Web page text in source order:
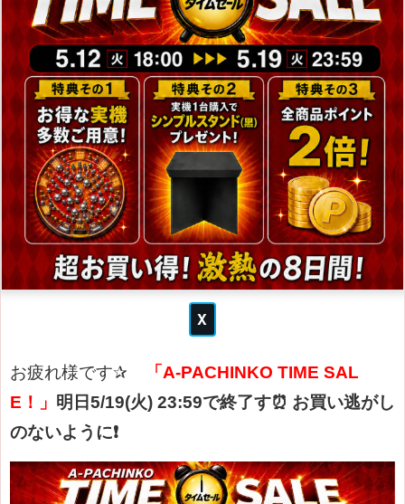
お疲れ様です✰
「A-PACHINKO TIME SAL
E！」 明日5/19(火) 23:59で終了す⏰ お買い逃がし
のないように❗